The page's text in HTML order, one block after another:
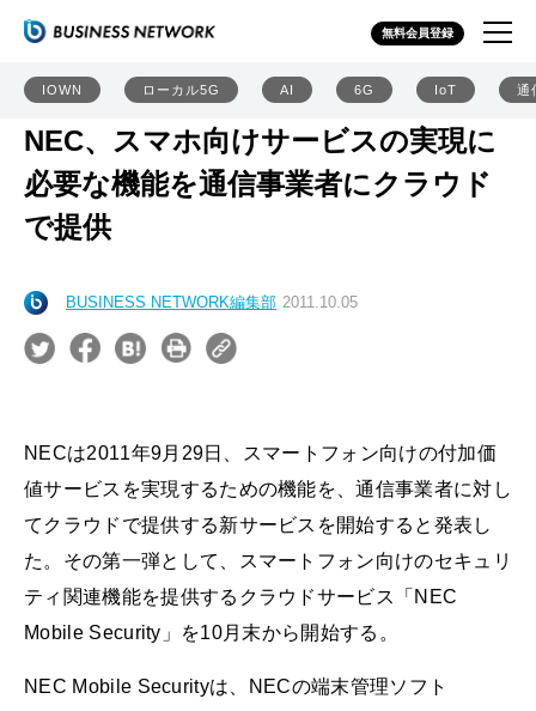
無料会員登録
IOWN ローカル5G AI 6G IoT 通
NEC、スマホ向けサービスの実現に
必要な機能を通信事業者にクラウド
で提供
BUSINESS NETWORK編集部 2011.10.05
NECは2011年9月29日、スマートフォン向けの付加価
値サービスを実現するための機能を、通信事業者に対し
てクラウドで提供する新サービスを開始すると発表し
た。その第一弾として、スマートフォン向けのセキュリ
ティ関連機能を提供するクラウドサービス「NEC
Mobile Security」を10月末から開始する。
NEC Mobile Securityは、NECの端末管理ソフト